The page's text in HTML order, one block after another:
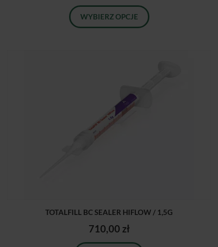
WYBIERZ OPCJE
TOTALFILL BC SEALER HIFLOW / 1,5G
710,00 zł